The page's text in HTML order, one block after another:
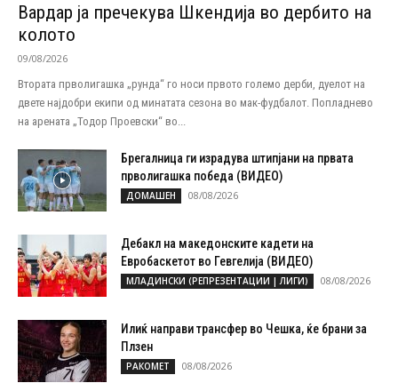
Вардар ја пречекува Шкендија во дербито на
колото
09/08/2026
Втората прволигашка „рунда“ го носи првото големо дерби, дуелот на
двете најдобри екипи од минатата сезона во мак-фудбалот. Попладнево
на арената „Тодор Проевски“ во...
Брегалница ги израдува штипјани на првата
прволигашка победа (ВИДЕО)
ДОМАШЕН 08/08/2026
Дебакл на македонските кадети на
Евробаскетот во Гевгелија (ВИДЕО)
МЛАДИНСКИ (РЕПРЕЗЕНТАЦИИ | ЛИГИ) 08/08/2026
Илиќ направи трансфер во Чешка, ќе брани за
Плзен
РАКОМЕТ 08/08/2026